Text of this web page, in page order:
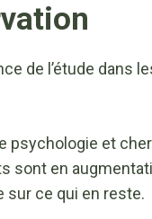
de l’étude dans
psychologie et
en
sur ce qui en reste.